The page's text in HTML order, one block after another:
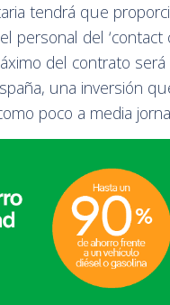
tendrá que
personal del
del contrato
una inversión
poco a media